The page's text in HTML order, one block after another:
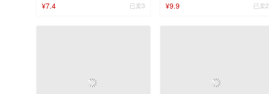
¥7.4 已卖3 ¥9.9 已卖2